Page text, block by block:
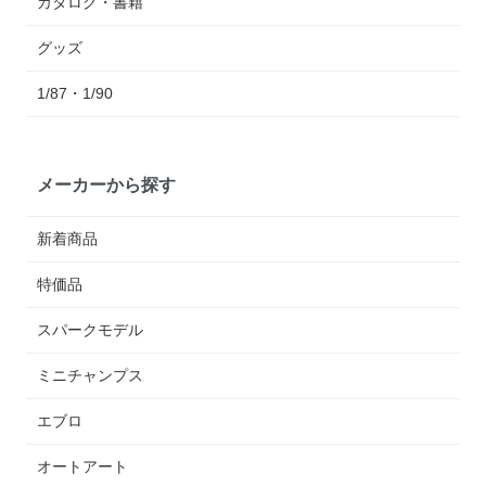
グッズ
1/87・1/90
メーカーから探す
新着商品
特価品
スパークモデル
ミニチャンプス
エブロ
オートアート